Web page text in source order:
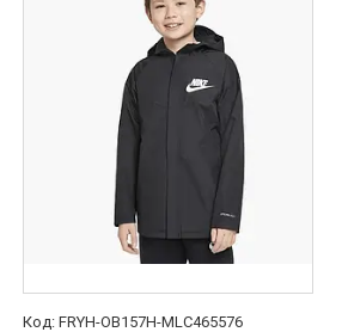
FRYH-OB157H-MLC465576